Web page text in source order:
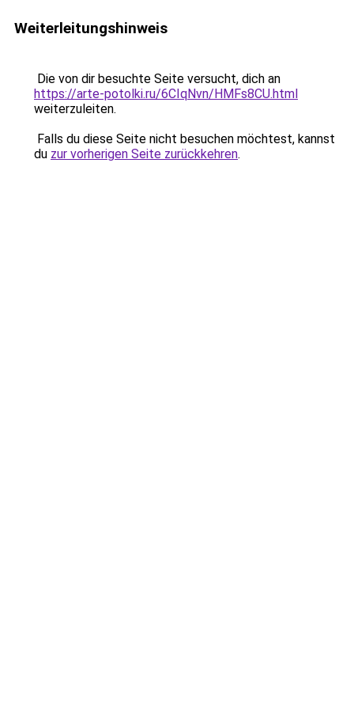
Weiterleitungshinweis
Die von dir besuchte Seite versucht, dich an
https://arte-potolki.ru/6CIqNvn/HMFs8CU.html
weiterzuleiten.
Falls du diese Seite nicht besuchen möchtest, kannst
du zur vorherigen Seite zurückkehren.